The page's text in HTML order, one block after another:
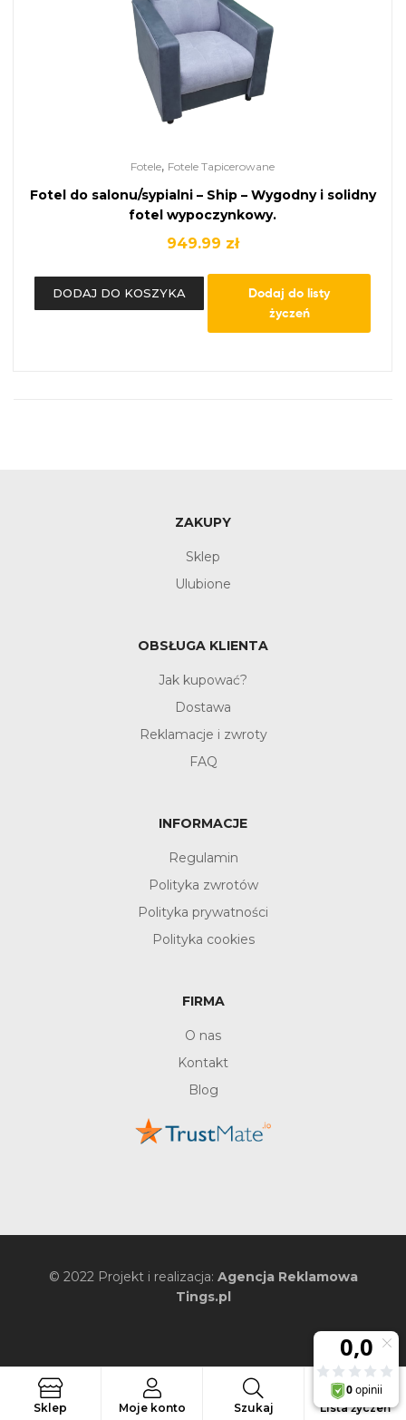
Fotele, Fotele Tapicerowane
Fotel do salonu/sypialni – Ship – Wygodny i solidny
fotel wypoczynkowy.
949.99 zł
DODAJ DO KOSZYKA
Dodaj do listy
życzeń
ZAKUPY
Sklep
Ulubione
OBSŁUGA KLIENTA
Jak kupować?
Dostawa
Reklamacje i zwroty
FAQ
INFORMACJE
Regulamin
Polityka zwrotów
Polityka prywatności
Polityka cookies
FIRMA
O nas
Kontakt
Blog
© 2022 Projekt i realizacja: Agencja Reklamowa
Tings.pl
Sklep Moje konto Szukaj Szukaj
Lista życzeń